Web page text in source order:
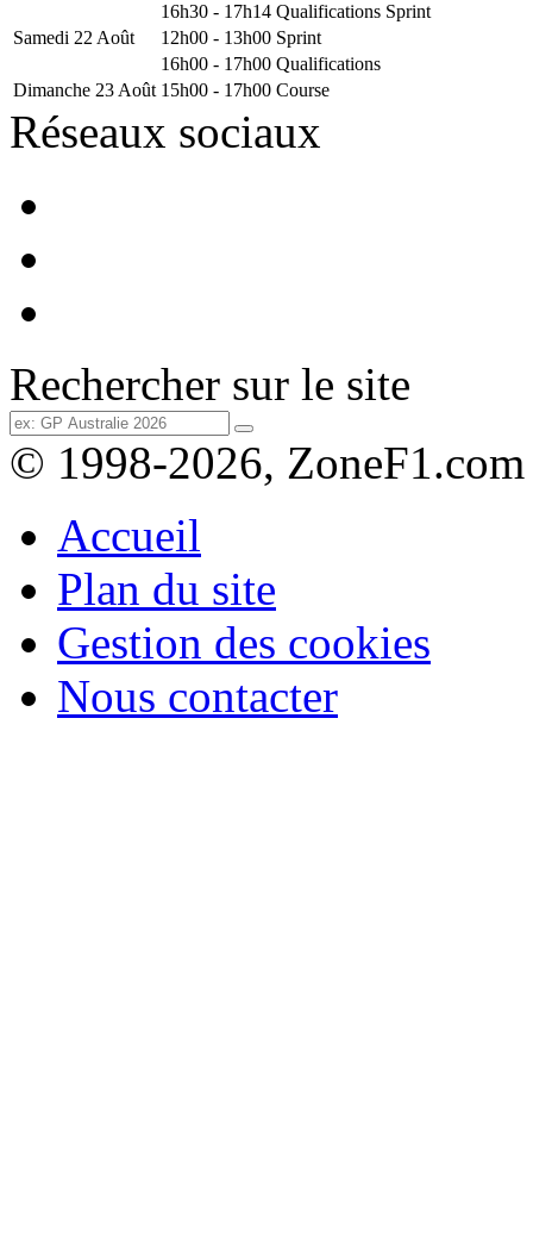
16h30 - 17h14 Qualifications Sprint
Samedi 22 Août
12h00 - 13h00 Sprint
16h00 - 17h00 Qualifications
Dimanche 23 Août 15h00 - 17h00 Course
Réseaux sociaux
Rechercher sur le site
© 1998-2026, ZoneF1.com
Accueil
Plan du site
Gestion des cookies
Nous contacter